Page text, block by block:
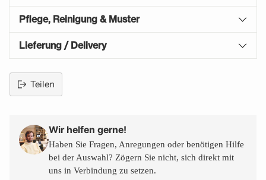
Pflege, Reinigung & Muster
Lieferung / Delivery
Teilen
den
Warenkorb
legen
Wir helfen gerne!
Haben Sie Fragen, Anregungen oder benötigen Hilfe
bei der Auswahl? Zögern Sie nicht, sich direkt mit
uns in Verbindung zu setzen.